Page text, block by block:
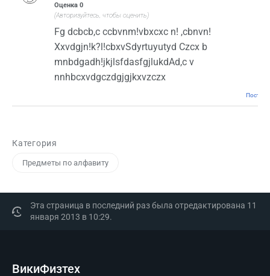
Оценка 0
(Авторизуйтесь, чтобы оценить)
Fg dcbcb,c ccbvnm!vbxcxc n! ,cbnvn!
Xxvdgjn!k?l!cbxvSdyrtuyutyd Czcx b
mnbdgadh!jkjlsfdasfgjlukdAd,c v
nnhbcxvdgczdgjgjkxvzczx
Категория
Предметы по алфавиту
Эта страница в последний раз была отредактирована 11
января 2013 в 10:29.
ВикиФизтех